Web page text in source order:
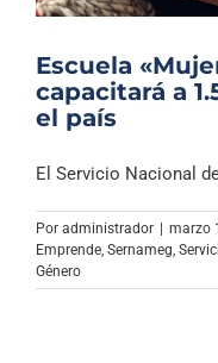
Escuela
capacitará a
el país
El Servicio Nacional
Por administrador | marzo
Emprende Sernameg
Género